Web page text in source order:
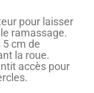
pour laisser
ramassage.
cm de
la roue.
accès pour